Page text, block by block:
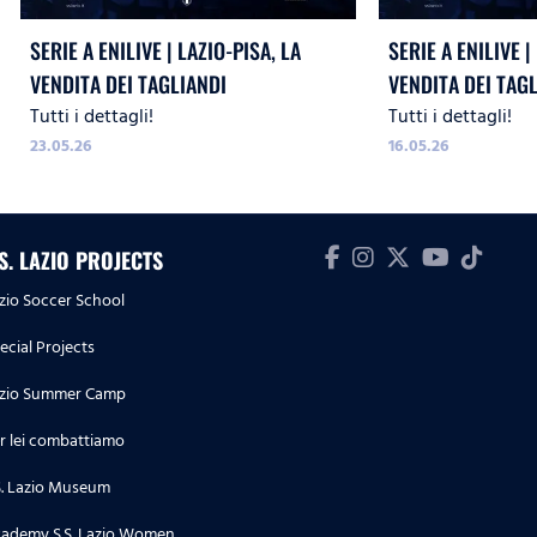
SERIE A ENILIVE | LAZIO-PISA, LA
VENDITA DEI TAGLIANDI
Tutti i dettagli!
23.05.26
SERIE A ENILIVE
VENDITA DEI
Tutti i dettagli!
16.05.26
LAZIO PROJECTS
Soccer School
Projects
Summer Camp
lei combattiamo
Lazio Museum